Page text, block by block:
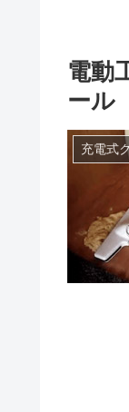
電動
ール
充電式